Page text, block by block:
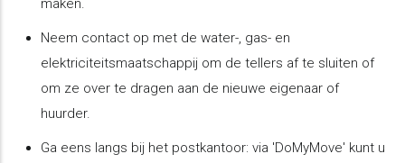
maken.
Neem contact op met de water-, gas- en
elektriciteitsmaatschappij om de tellers af te sluiten of
om ze over te dragen aan de nieuwe eigenaar of
huurder.
Ga eens langs bij het postkantoor: via 'DoMyMove' kunt u